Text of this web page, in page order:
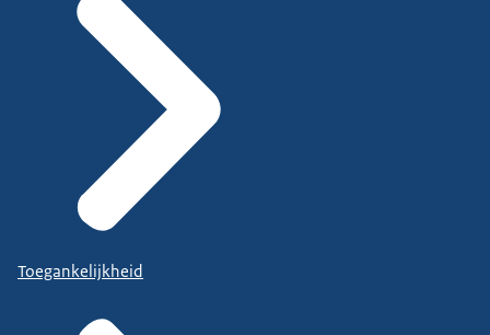
Toegankelijkheid